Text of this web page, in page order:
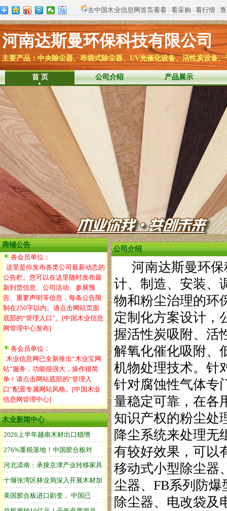
去中国木业信息网首页看看 | 看采购 | 看行情 |
河南达斯曼环保科技有限公司
主要产品：中央除尘器、布袋式除尘器、UV光催化设备、活性炭设备
首 页 公司介绍 产品展示
商铺公告
各会员单位：
这里是你发布各类公司最新动态的
公告栏。您可以在这里随时发布最
新到货信息、公司活动、参展预
告、重要声明等信息，每条公告限
制在250字以内。请点击网站页面
底部的“管理入口”。[中国木业信息
网管理中心发布]
各会员单位：
木业信息网已全新推出“木业宝网
站”服务，功能很强大，操作很简
单！请点击网站底部的“管理入
口”配置专属网站风格。[中国木业
信息网管理中心]
木业新闻中心
公司介绍
河南达斯曼环保
计、制造、安装、
物和粉尘治理的环
定制化方案设计
握活性炭吸附、活
解氧化催化吸附、
机物处理技术。针
针对腐蚀性气体专
量稳定可靠，在各
知识产权的粉尘处
降尘系统来处理无
有较好效果，可以
移动式小型除尘器
尘器、FB系列防
除尘器、电改袋及